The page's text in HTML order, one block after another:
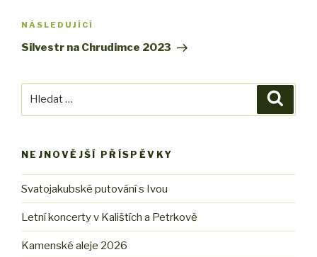
Následující
příspěvek
NÁSLEDUJÍCÍ
Silvestr na Chrudimce 2023
NEJNOVĚJŠÍ PŘÍSPĚVKY
Svatojakubské putování s Ivou
Letní koncerty v Kalištích a Petrkově
Kamenské aleje 2026